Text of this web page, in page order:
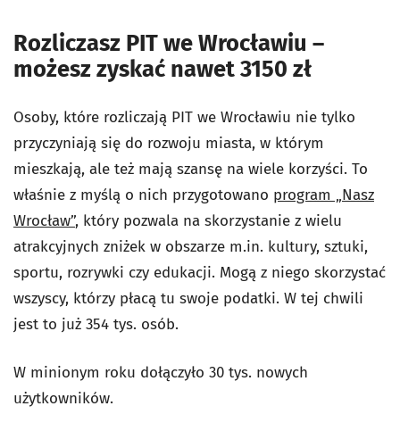
Rozliczasz PIT we Wrocławiu –
możesz zyskać nawet 3150 zł
Osoby, które rozliczają PIT we Wrocławiu nie tylko
przyczyniają się do rozwoju miasta, w którym
mieszkają, ale też mają szansę na wiele korzyści. To
właśnie z myślą o nich przygotowano program „Nasz
Wrocław”, który pozwala na skorzystanie z wielu
atrakcyjnych zniżek w obszarze m.in. kultury, sztuki,
sportu, rozrywki czy edukacji. Mogą z niego skorzystać
wszyscy, którzy płacą tu swoje podatki. W tej chwili
jest to już 354 tys. osób.
W minionym roku dołączyło 30 tys. nowych
użytkowników.